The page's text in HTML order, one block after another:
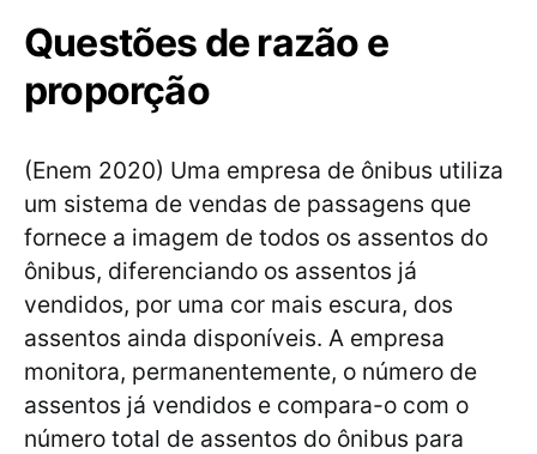
Questões de razão e
proporção
(Enem 2020) Uma empresa de ônibus utiliza
um sistema de vendas de passagens que
fornece a imagem de todos os assentos do
ônibus, diferenciando os assentos já
vendidos, por uma cor mais escura, dos
assentos ainda disponíveis. A empresa
monitora, permanentemente, o número de
assentos já vendidos e compara-o com o
número total de assentos do ônibus para